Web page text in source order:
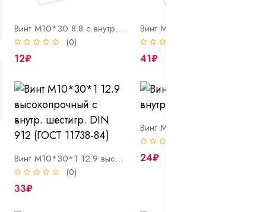
Винт М10*30 8.8 с внутр. шестигр. DIN 912 (ГОСТ 11738-84)
(0)
12₽ 41₽
Винт М10*30*1 12.9 высокопрочный с внутр. шестигр. DIN 912 (ГОСТ 11738-84)
(0)
33₽
24₽